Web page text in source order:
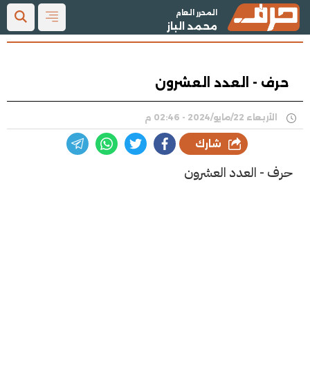
المحرر العام
محمد الباز
حرف - العدد العشرون
الأربعاء 22/مايو/2024 - 02:46 م
شارك
حرف - العدد العشرون